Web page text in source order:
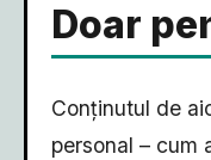
Doar
Conținutul de
personal – cum